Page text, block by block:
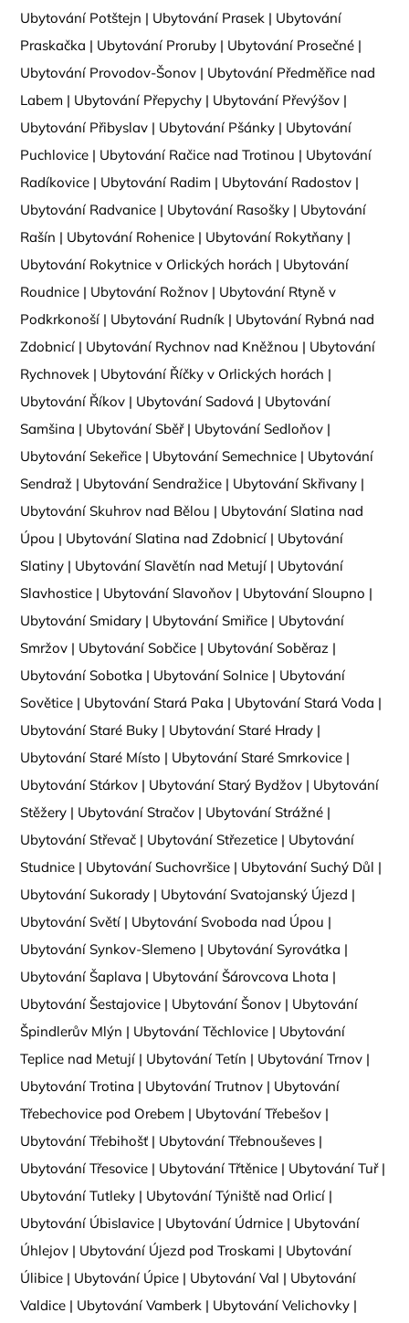
Ubytování Potštejn | Ubytování Prasek | Ubytování
Praskačka | Ubytování Proruby | Ubytování Prosečné |
Ubytování Provodov-Šonov | Ubytování Předměřice nad
Labem | Ubytování Přepychy | Ubytování Převýšov |
Ubytování Přibyslav | Ubytování Pšánky | Ubytování
Puchlovice | Ubytování Račice nad Trotinou | Ubytování
Radíkovice | Ubytování Radim | Ubytování Radostov |
Ubytování Radvanice | Ubytování Rasošky | Ubytování
Rašín | Ubytování Rohenice | Ubytování Rokytňany |
Ubytování Rokytnice v Orlických horách | Ubytování
Roudnice | Ubytování Rožnov | Ubytování Rtyně v
Podkrkonoší | Ubytování Rudník | Ubytování Rybná nad
Zdobnicí | Ubytování Rychnov nad Kněžnou | Ubytování
Rychnovek | Ubytování Říčky v Orlických horách |
Ubytování Říkov | Ubytování Sadová | Ubytování
Samšina | Ubytování Sběř| Ubytování Sedloňov |
Ubytování Sekeřice | Ubytování Semechnice | Ubytování
Sendraž | Ubytování Sendražice | Ubytování Skřivany |
Ubytování Skuhrov nad Bělou | Ubytování Slatina nad
Úpou | Ubytování Slatina nad Zdobnicí | Ubytování
Slatiny | Ubytování Slavětín nad Metují | Ubytování
Slavhostice | Ubytování Slavoňov | Ubytování Sloupno |
Ubytování Smidary | Ubytování Smiřice | Ubytování
Smržov | Ubytování Sobčice | Ubytování Soběraz |
Ubytování Sobotka | Ubytování Solnice | Ubytování
Sovětice | Ubytování Stará Paka | Ubytování Stará Voda |
Ubytování Staré Buky | Ubytování Staré Hrady |
Ubytování Staré Místo | Ubytování Staré Smrkovice |
Ubytování Stárkov | Ubytování Starý Bydžov | Ubytování
Stěžery | Ubytování Stračov | Ubytování Strážné |
Ubytování Střevač | Ubytování Střezetice | Ubytování
Studnice | Ubytování Suchovršice | Ubytování Suchý Důl |
Ubytování Sukorady | Ubytování Svatojanský Újezd |
Ubytování Světí | Ubytování Svoboda nad Úpou |
Ubytování Synkov-Slemeno | Ubytování Syrovátka |
Ubytování Šaplava | Ubytování Šárovcova Lhota |
Ubytování Šestajovice | Ubytování Šonov | Ubytování
Špindlerův Mlýn | Ubytování Těchlovice | Ubytování
Teplice nad Metují | Ubytování Tetín | Ubytování Trnov |
Ubytování Trotina | Ubytování Trutnov | Ubytování
Třebechovice pod Orebem | Ubytování Třebešov |
Ubytování Třebihošť | Ubytování Třebnouševes |
Ubytování Třesovice | Ubytování Třtěnice | Ubytování Tuř|
Ubytování Tutleky | Ubytování Týniště nad Orlicí |
Ubytování Úbislavice | Ubytování Údrnice | Ubytování
Úhlejov | Ubytování Újezd pod Troskami | Ubytování
Úlibice | Ubytování Úpice | Ubytování Val | Ubytování
Valdice | Ubytování Vamberk | Ubytování Velichovky |